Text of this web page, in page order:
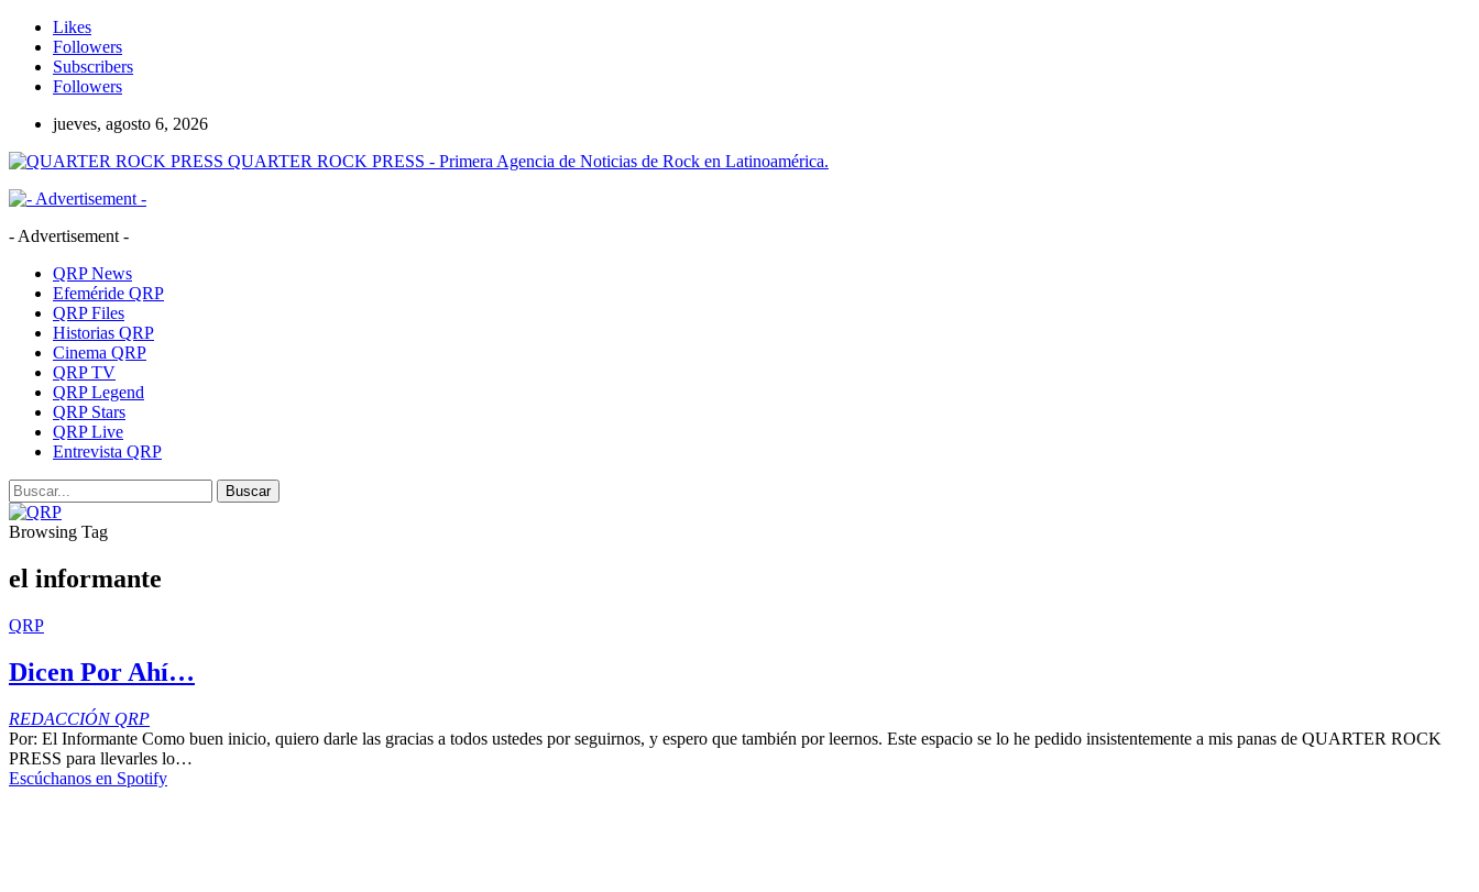
Likes
Followers
Subscribers
Followers
jueves, agosto 6, 2026
QUARTER ROCK PRESS - Primera Agencia de Noticias de Rock en Latinoamérica.
- Advertisement -
QRP News
Efeméride QRP
QRP Files
Historias QRP
Cinema QRP
QRP TV
QRP Legend
QRP Stars
QRP Live
Entrevista QRP
Browsing Tag
el informante
QRP
Dicen Por Ahí…
REDACCIÓN QRP
Por: El Informante Como buen inicio, quiero darle las gracias a todos ustedes por seguirnos, y espero que también por leernos. Este espacio se lo he pedido insistentemente a mis panas de QUARTER ROCK
PRESS para llevarles lo…
Escúchanos en Spotify